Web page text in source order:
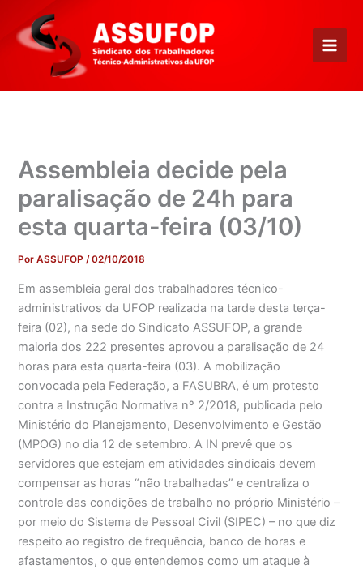
para
conteúdo
Assembleia decide pela
paralisação de 24h para
esta quarta-feira (03/10)
PorASSUFOP/02/10/2018
Em assembleia geral dos trabalhadores técnico-
administrativos da UFOP realizada na tarde desta terça-
feira (02), na sede do Sindicato ASSUFOP, a grande
maioria dos 222 presentes aprovou a paralisação de 24
horas para esta quarta-feira (03). A mobilização
convocada pela Federação, a FASUBRA, é um protesto
contra a Instrução Normativa nº 2/2018, publicada pelo
Ministério do Planejamento, Desenvolvimento e Gestão
(MPOG) no dia 12 de setembro. A IN prevê que os
servidores que estejam em atividades sindicais devem
compensar as horas “não trabalhadas” e centraliza o
controle das condições de trabalho no próprio Ministério –
por meio do Sistema de Pessoal Civil (SIPEC) – no que diz
respeito ao registro de frequência, banco de horas e
afastamentos, o que entendemos como um ataque à